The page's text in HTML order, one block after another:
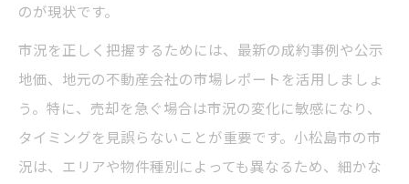
のが現状です。
市況を正しく把握するためには、最新の成約事例や公示
地価、地元の不動産会社の市場レポートを活用しましょ
う。特に、売却を急ぐ場合は市況の変化に敏感になり、
タイミングを見誤らないことが重要です。小松島市の市
況は、エリアや物件種別によっても異なるため、細かな